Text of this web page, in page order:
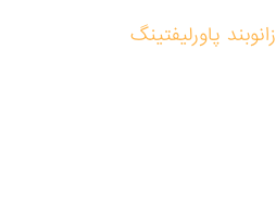
زانوبند پاورلیفتینگ